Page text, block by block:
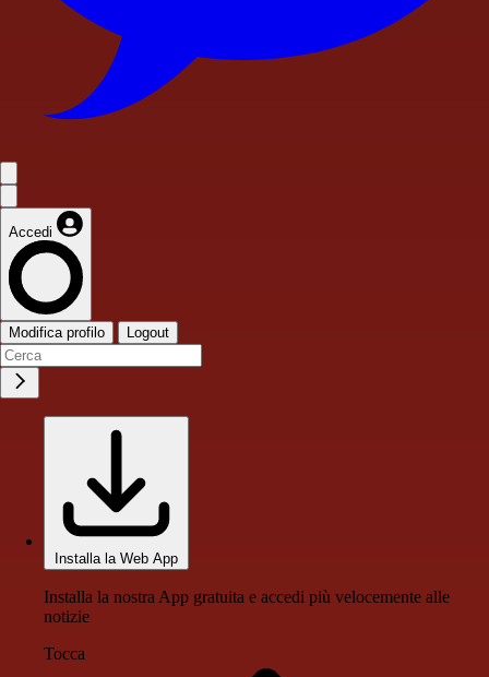
Accedi
Modifica profilo Logout
Installa la Web App
Installa la nostra App gratuita e accedi più velocemente alle
notizie
Tocca